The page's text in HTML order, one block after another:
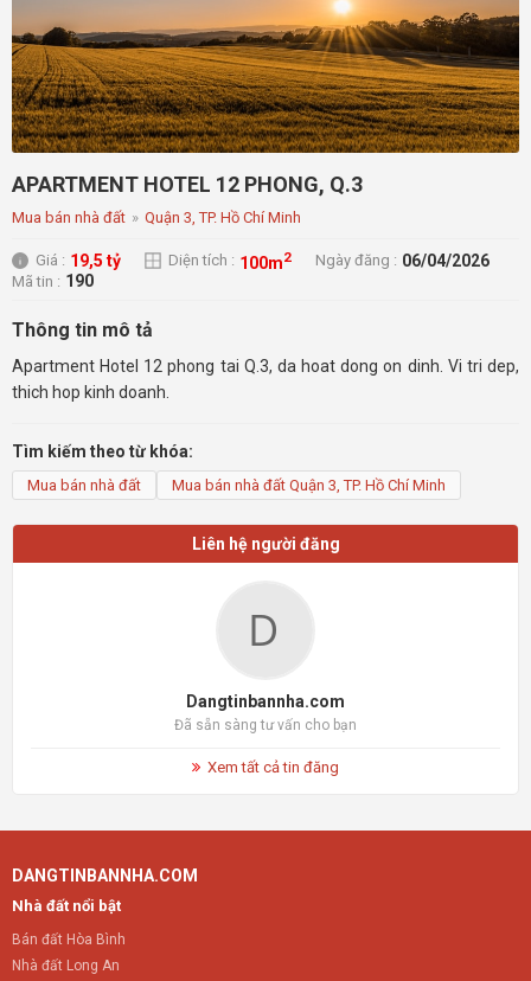
APARTMENT HOTEL 12 PHONG, Q.3
Mua bán nhà đất » Quận 3, TP. Hồ Chí Minh
Giá : 19,5 tỷ Diện tích : 100m2 Ngày đăng : 06/04/2026
Mã tin : 190
Thông tin mô tả
Apartment Hotel 12 phong tai Q.3, da hoat dong on dinh. Vi tri dep,
thich hop kinh doanh.
Tìm kiếm theo từ khóa:
Mua bán nhà đất Mua bán nhà đất Quận 3, TP. Hồ Chí Minh
Liên hệ người đăng
Dangtinbannha.com
Đã sẵn sàng tư vấn cho bạn
Xem tất cả tin đăng
DANGTINBANNHA.COM
Nhà đất nổi bật
Bán đất Hòa Bình
Nhà đất Long An